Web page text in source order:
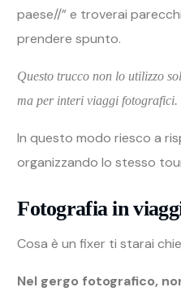
paese//” e troverai
prendere spunto.
Questo trucco non lo utilizzo
ma per interi viaggi fotografici.
In questo modo riesco a
organizzando lo stesso
Fotografia in
Cosa è un fixer ti starai
Nel gergo fotografico,